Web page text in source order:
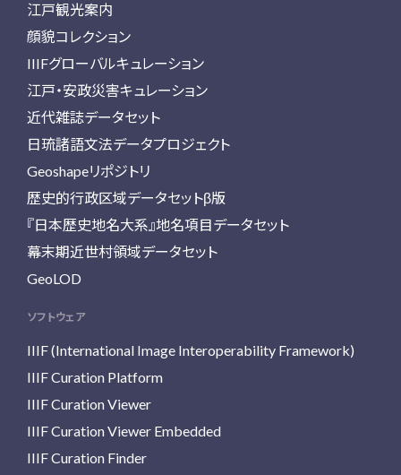
江戸観光案内
顔貌コレクション
IIIFグローバルキュレーション
江戸・安政災害キュレーション
近代雑誌データセット
日琉諸語文法データプロジェクト
Geoshapeリポジトリ
歴史的行政区域データセットβ版
『日本歴史地名大系』地名項目データセット
幕末期近世村領域データセット
GeoLOD
ソフトウェア
IIIF (International Image Interoperability Framework)
IIIF Curation Platform
IIIF Curation Viewer
IIIF Curation Viewer Embedded
IIIF Curation Finder